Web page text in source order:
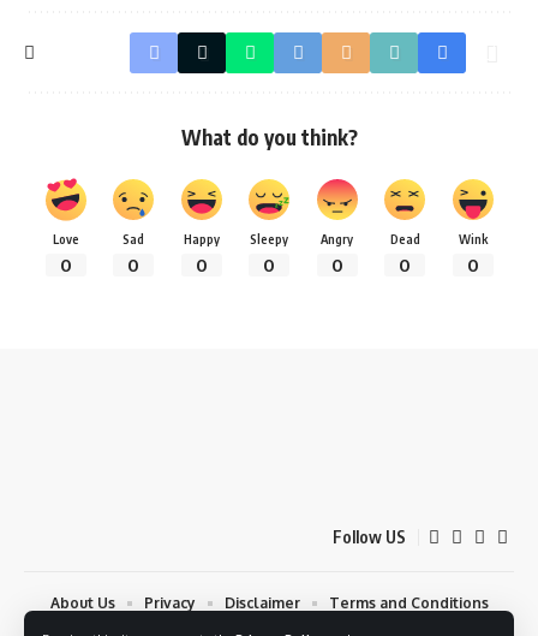
What do you think?
Love
0
Sad
0
Happy
0
Sleepy
0
Angry
0
Dead
0
Wink
0
Follow US
About Us Privacy Disclaimer
Terms and Conditions